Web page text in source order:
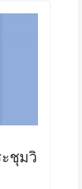
ชุมวิ